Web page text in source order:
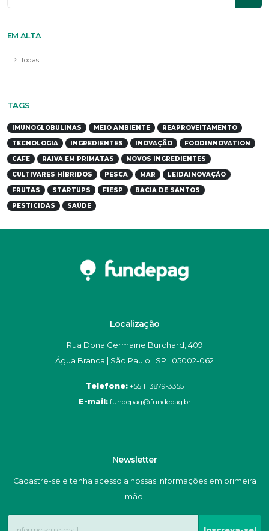
EM ALTA
Todas
TAGS
IMUNOGLOBULINAS MEIO AMBIENTE REAPROVEITAMENTO
TECNOLOGIA INGREDIENTES INOVAÇÃO FOODINNOVATION
CAFE RAIVA EM PRIMATAS NOVOS INGREDIENTES
CULTIVARES HÍBRIDOS PESCA MAR LEIDAINOVAÇÃO
FRUTAS STARTUPS FIESP BACIA DE SANTOS
PESTICIDAS SAÚDE
Localização
Rua Dona Germaine Burchard, 409
Água Branca | São Paulo | SP | 05002-062
Telefone:+55 11 3879-3355
E-mail:fundepag@fundepag.br
Newsletter
Cadastre-se e tenha acesso a nossas informações em primeira
mão!